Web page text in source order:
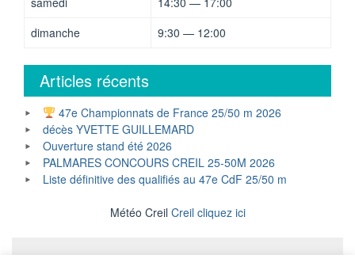
dimanche
9:30 — 12:00
Articles récents
47e Championnats de France 25/50 m 2026
décès YVETTE GUILLEMARD
Ouverture stand été 2026
PALMARES CONCOURS CREIL 25-50M 2026
Liste définitive des qualifiés au 47e CdF 25/50 m
Météo Creil Creil cliquez ici